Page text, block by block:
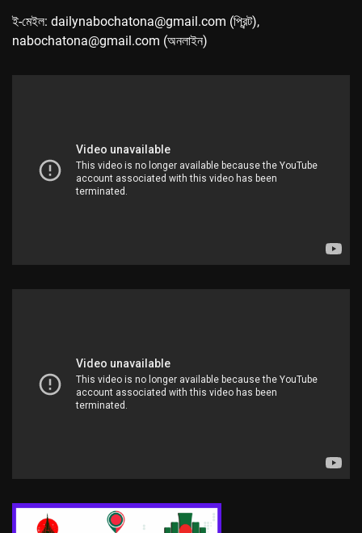
ই-মেইল: dailynabochatona@gmail.com (প্রিন্ট),
nabochatona@gmail.com (অনলাইন)